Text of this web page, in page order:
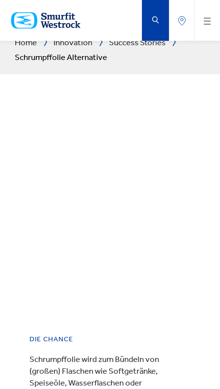
HAUPTINHALT
SPRINGEN
Home Innovation
Success Stories
Schrumpffolie Alternative
DIE CHANCE
Schrumpffolie wird zum Bündeln von
(großen) Flaschen wie Softgetränke,
Speiseöle, Wasserflaschen oder